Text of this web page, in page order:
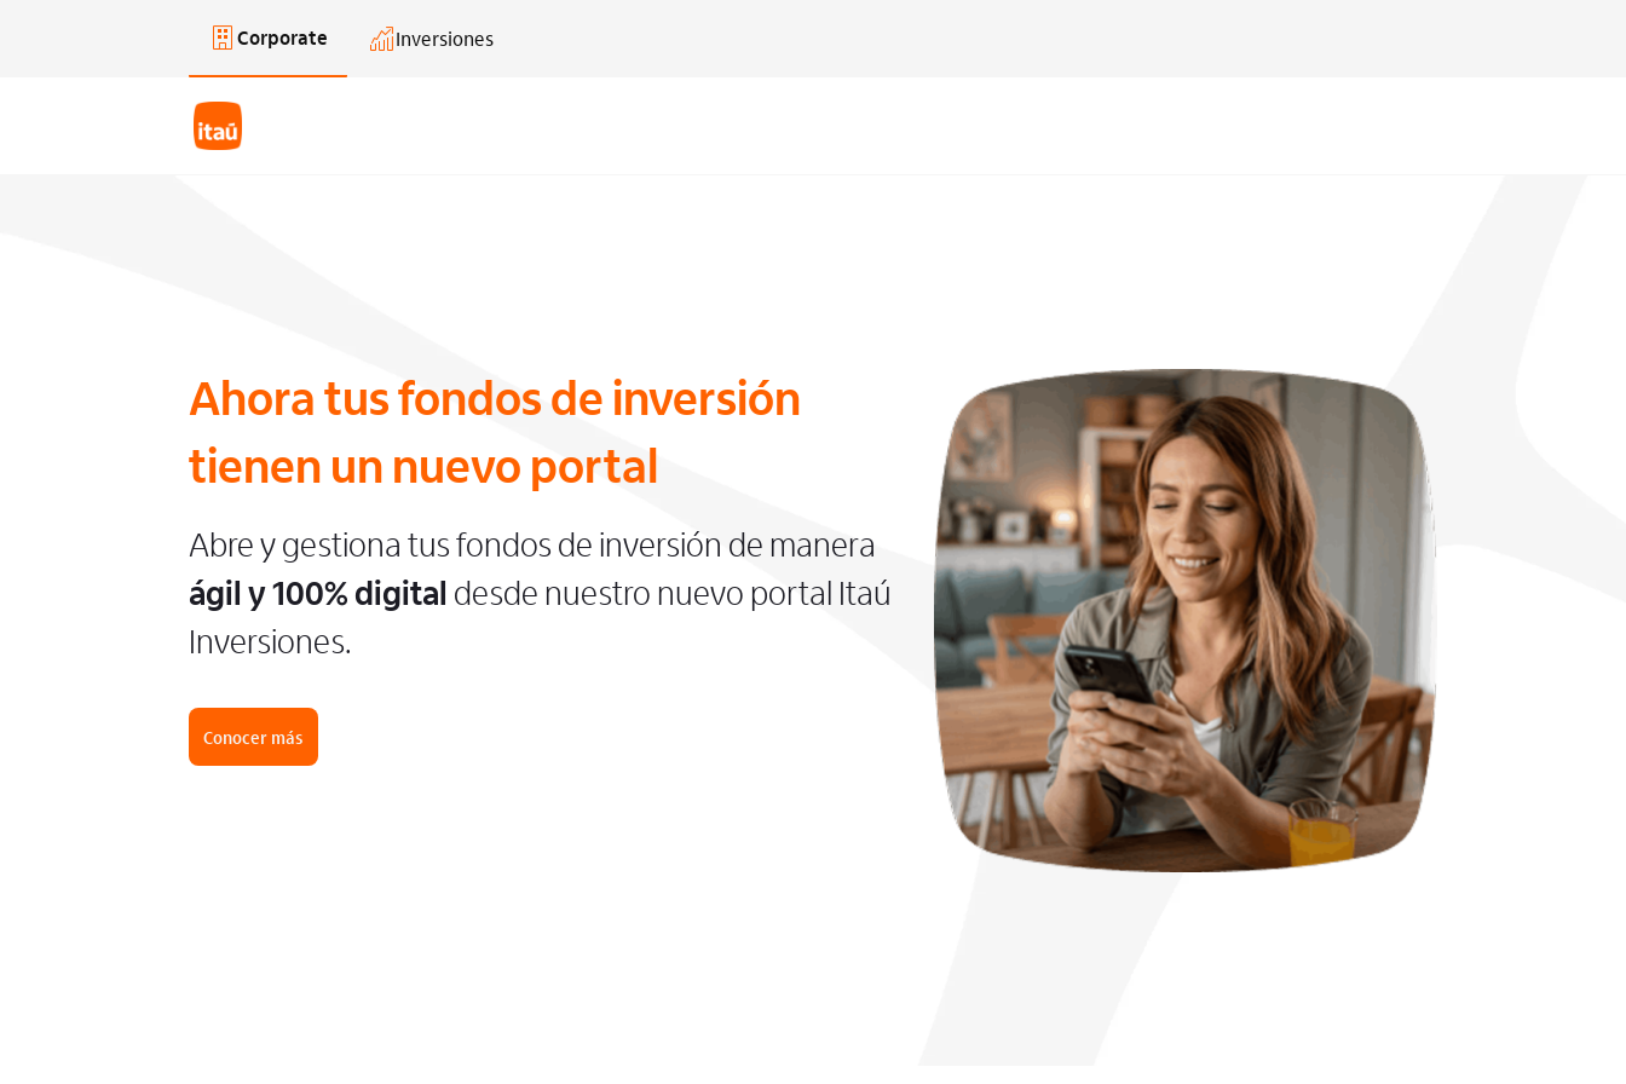
Saltar al contenido principalCorporate Inversiones
Ahora tus fondos de inversión
tienen un nuevo portal
Abre y gestiona tus fondos de inversión de manera
ágil y 100% digital desde nuestro nuevo portal Itaú
Inversiones.
Conocer más